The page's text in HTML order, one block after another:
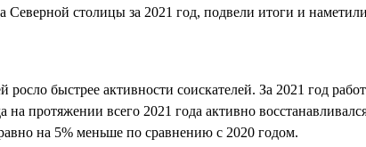
столицы за 2021 год, подвели итоги и
быстрее активности соискателей. За 2021 год
протяжении всего 2021 года активно
на 5% меньше по сравнению с 2020 годом.